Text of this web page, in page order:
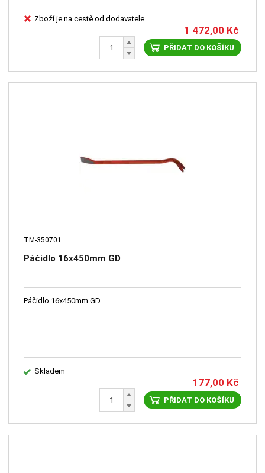
Zboží je na cestě od dodavatele
1 472,00 Kč
PŘIDAT DO KOŠÍKU
TM-350701
Páčidlo 16x450mm GD
Páčidlo 16x450mm GD
Skladem
177,00 Kč
PŘIDAT DO KOŠÍKU